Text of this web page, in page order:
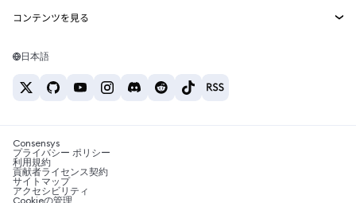
Web3サービス
サポート
キャリア
お問い合わせ
Tetherの価格
USDT→INR
BTC→INR
ETH→USDT
ETHの購入
USDTの購入
SHIBの購入
BNBの購入
コンテンツを見る
Solanaウォレット
税制関連ニュース
暗号資産の購入方法は？
ビットコインを売るには？
日本語
Consensys
プライバシー ポリシー
利用規約
貢献者ライセンス契約
サイトマップ
アクセシビリティ
Cookieの管理